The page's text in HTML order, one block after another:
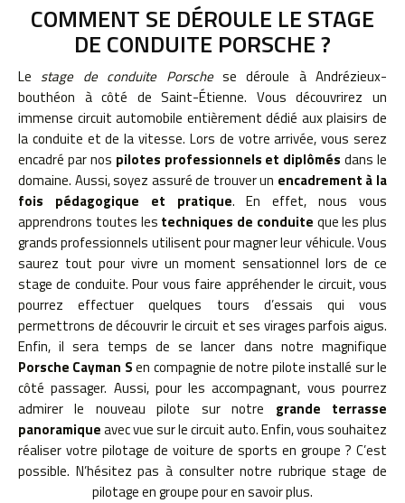
COMMENT SE DÉROULE LE STAGE
DE CONDUITE PORSCHE ?
Le stage de conduite Porschese déroule à Andrézieux-
bouthéon à côté de Saint-Étienne. Vous découvrirez un
immense circuit automobile entièrement dédié aux plaisirs de
la conduite et de la vitesse. Lors de votre arrivée, vous serez
encadré par nos pilotes professionnels et diplômés dans le
domaine. Aussi, soyez assuré de trouver un encadrement à la
fois pédagogique et pratique. En effet, nous vous
apprendrons toutes les techniques de conduite que les plus
grands professionnels utilisent pour magner leur véhicule. Vous
saurez tout pour vivre un moment sensationnel lors de ce
stage de conduite. Pour vous faire appréhender le circuit, vous
pourrez effectuer quelques tours d’essais qui vous
permettrons de découvrir le circuit et ses virages parfois aigus.
Enfin, il sera temps de se lancer dans notre magnifique
Porsche Cayman Sen compagnie de notre pilote installé sur le
côté passager. Aussi, pour les accompagnant, vous pourrez
admirer le nouveau pilote sur notre grande terrasse
panoramiqueavec vue sur le circuit auto. Enfin, vous souhaitez
réaliser votre pilotage de voiture de sports en groupe ? C’est
possible. N’hésitez pas à consulter notre rubrique stage de
pilotage en groupe pour en savoir plus.